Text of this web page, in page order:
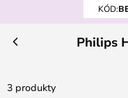
KÓD:
Philips
3 produkty